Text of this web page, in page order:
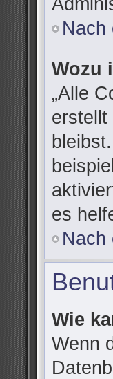
Nach
Wozu
„Alle
erstellt
es
Nach
Wie
Wenn